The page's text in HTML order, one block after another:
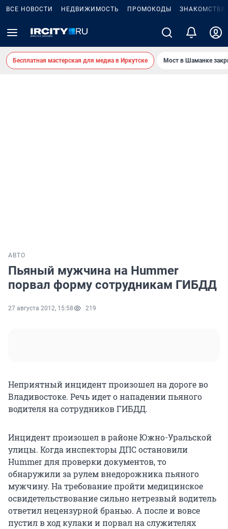
ВСЕ НОВОСТИ НЕДВИЖИМОСТЬ ПРОМОКОДЫ ЗНАКОМСТВА
Бесплатная мастерская для медиа в Иркутске Мост в Шаманке
АВТО
Пьяный мужчина на Hummer
порвал форму сотрудникам ГИБДД
27 августа 2012, 15:58 219
Неприятный инцидент произошел на дороге во
Владивостоке. Речь идет о нападении пьяного
водителя на сотрудников ГИБДД.
Инцидент произошел в районе Южно-Уральской
улицы. Когда инспекторы ДПС остановили
Hummer для проверки документов, то
обнаружили за рулем внедорожника пьяного
мужчину. На требование пройти медицинское
освидетельствование сильно нетрезвый водитель
ответил нецензурной бранью. А после и вовсе
пустил в ход кулаки и порвал на служителях